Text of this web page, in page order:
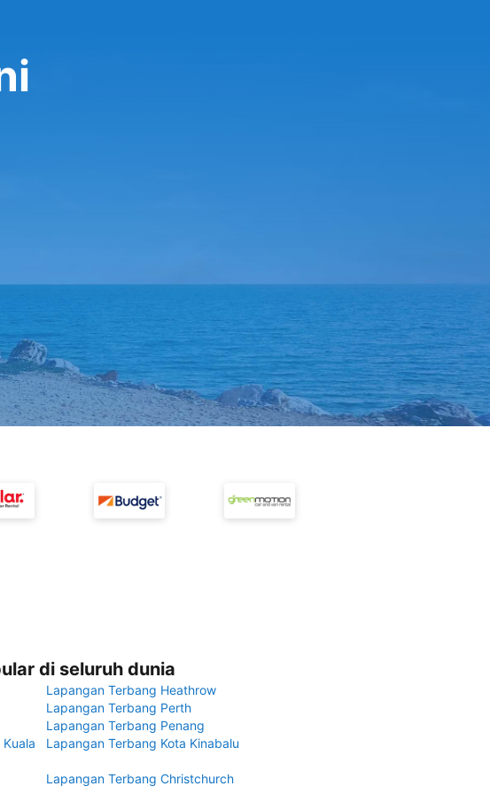
di seluruh dunia
Lapangan Terbang Heathrow
Lapangan Terbang Perth
Lapangan Terbang Penang
Lapangan Terbang Kota Kinabalu
Lapangan Terbang Christchurch